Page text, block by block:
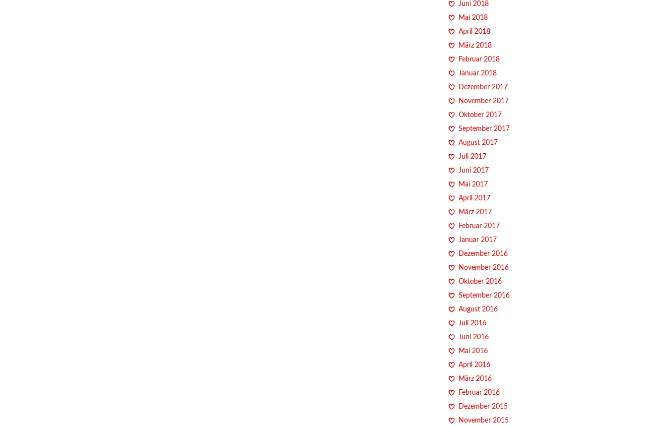
Juni 2018
Mai 2018
April 2018
März 2018
Februar 2018
Januar 2018
Dezember 2017
November 2017
Oktober 2017
September 2017
August 2017
Juli 2017
Juni 2017
Mai 2017
April 2017
März 2017
Februar 2017
Januar 2017
Dezember 2016
November 2016
Oktober 2016
September 2016
August 2016
Juli 2016
Juni 2016
Mai 2016
April 2016
März 2016
Februar 2016
Dezember 2015
November 2015